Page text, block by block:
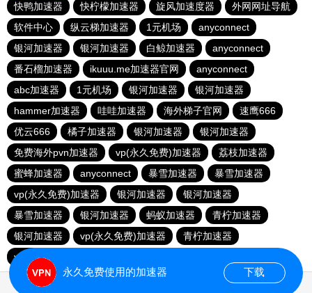
快鸭加速器
快柠檬加速器 旋风加速度器
外网网址导航
软件中心
纵云梯加速器 1元机场
anyconnect
银河加速器
银河加速器 白鲸加速器
anyconnect
番石榴加速器
ikuuu.me加速器官网
anyconnect
abc加速器
1元机场 银河加速器
银河加速器
hammer加速器
哇哇加速器 海外梯子官网
速鹰666
优云666
橘子加速器 银河加速器
银河加速器
免费海外pvn加速器
vp(永久免费)加速器
荔枝加速器
蜜蜂加速器
anyconnect 暴雪加速器
暴雪加速器
vp(永久免费)加速器
银河加速器
银河加速器
暴雪加速器
银河加速器 蚂蚁加速器
青柠加速器
银河加速器
vp(永久免费)加速器
青柠加速器
veee加速器
永久免费使用的加速器 下载